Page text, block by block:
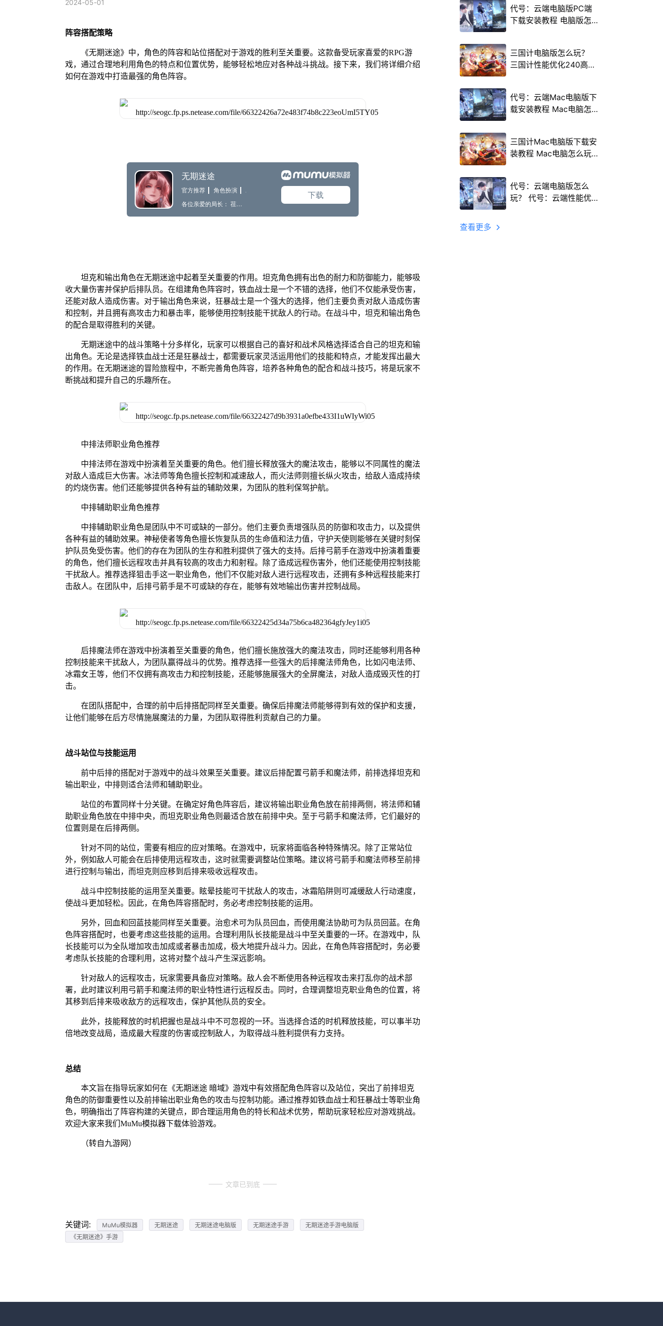
2024-05-01
阵容搭配策略
《无期迷途》中，角色的阵容和站位搭配对于游戏的胜利至关重要。这款备受玩家喜爱的RPG游
戏，通过合理地利用角色的特点和位置优势，能够轻松地应对各种战斗挑战。接下来，我们将详细介绍
如何在游戏中打造最强的角色阵容。
坦克和输出角色在无期迷途中起着至关重要的作用。坦克角色拥有出色的耐力和防御能力，能够吸
收大量伤害并保护后排队员。在组建角色阵容时，铁血战士是一个不错的选择，他们不仅能承受伤害，
还能对敌人造成伤害。对于输出角色来说，狂暴战士是一个强大的选择，他们主要负责对敌人造成伤害
和控制，并且拥有高攻击力和暴击率，能够使用控制技能干扰敌人的行动。在战斗中，坦克和输出角色
的配合是取得胜利的关键。
无期迷途中的战斗策略十分多样化，玩家可以根据自己的喜好和战术风格选择适合自己的坦克和输
出角色。无论是选择铁血战士还是狂暴战士，都需要玩家灵活运用他们的技能和特点，才能发挥出最大
的作用。在无期迷途的冒险旅程中，不断完善角色阵容，培养各种角色的配合和战斗技巧，将是玩家不
断挑战和提升自己的乐趣所在。
中排法师职业角色推荐
中排法师在游戏中扮演着至关重要的角色。他们擅长释放强大的魔法攻击，能够以不同属性的魔法
对敌人造成巨大伤害。冰法师等角色擅长控制和减速敌人，而火法师则擅长纵火攻击，给敌人造成持续
的灼烧伤害。他们还能够提供各种有益的辅助效果，为团队的胜利保驾护航。
中排辅助职业角色推荐
中排辅助职业角色是团队中不可或缺的一部分。他们主要负责增强队员的防御和攻击力，以及提供
各种有益的辅助效果。神秘使者等角色擅长恢复队员的生命值和法力值，守护天使则能够在关键时刻保
护队员免受伤害。他们的存在为团队的生存和胜利提供了强大的支持。后排弓箭手在游戏中扮演着重要
的角色，他们擅长远程攻击并具有较高的攻击力和射程。除了造成远程伤害外，他们还能使用控制技能
干扰敌人。推荐选择狙击手这一职业角色，他们不仅能对敌人进行远程攻击，还拥有多种远程技能来打
击敌人。在团队中，后排弓箭手是不可或缺的存在，能够有效地输出伤害并控制战局。
后排魔法师在游戏中扮演着至关重要的角色，他们擅长施放强大的魔法攻击，同时还能够利用各种
控制技能来干扰敌人，为团队赢得战斗的优势。推荐选择一些强大的后排魔法师角色，比如闪电法师、
冰霜女王等，他们不仅拥有高攻击力和控制技能，还能够施展强大的全屏魔法，对敌人造成毁灭性的打
击。
在团队搭配中，合理的前中后排搭配同样至关重要。确保后排魔法师能够得到有效的保护和支援，
让他们能够在后方尽情施展魔法的力量，为团队取得胜利贡献自己的力量。
战斗站位与技能运用
前中后排的搭配对于游戏中的战斗效果至关重要。建议后排配置弓箭手和魔法师，前排选择坦克和
输出职业，中排则适合法师和辅助职业。
站位的布置同样十分关键。在确定好角色阵容后，建议将输出职业角色放在前排两侧，将法师和辅
助职业角色放在中排中央，而坦克职业角色则最适合放在前排中央。至于弓箭手和魔法师，它们最好的
位置则是在后排两侧。
针对不同的站位，需要有相应的应对策略。在游戏中，玩家将面临各种特殊情况。除了正常站位
外，例如敌人可能会在后排使用远程攻击，这时就需要调整站位策略。建议将弓箭手和魔法师移至前排
进行控制与输出，而坦克则应移到后排来吸收远程攻击。
战斗中控制技能的运用至关重要。眩晕技能可干扰敌人的攻击，冰霜陷阱则可减缓敌人行动速度，
使战斗更加轻松。因此，在角色阵容搭配时，务必考虑控制技能的运用。
另外，回血和回蓝技能同样至关重要。治愈术可为队员回血，而使用魔法协助可为队员回蓝。在角
色阵容搭配时，也要考虑这些技能的运用。合理利用队长技能是战斗中至关重要的一环。在游戏中，队
长技能可以为全队增加攻击加成或者暴击加成，极大地提升战斗力。因此，在角色阵容搭配时，务必要
考虑队长技能的合理利用，这将对整个战斗产生深远影响。
针对敌人的远程攻击，玩家需要具备应对策略。敌人会不断使用各种远程攻击来打乱你的战术部
署，此时建议利用弓箭手和魔法师的职业特性进行远程反击。同时，合理调整坦克职业角色的位置，将
其移到后排来吸收敌方的远程攻击，保护其他队员的安全。
此外，技能释放的时机把握也是战斗中不可忽视的一环。当选择合适的时机释放技能，可以事半功
倍地改变战局，造成最大程度的伤害或控制敌人，为取得战斗胜利提供有力支持。
总结
本文旨在指导玩家如何在《无期迷途 暗域》游戏中有效搭配角色阵容以及站位，突出了前排坦克
角色的防御重要性以及前排输出职业角色的攻击与控制功能。通过推荐如铁血战士和狂暴战士等职业角
色，明确指出了阵容构建的关键点，即合理运用角色的特长和战术优势，帮助玩家轻松应对游戏挑战。
欢迎大家来我们MuMu模拟器下载体验游戏。
（转自九游网）
文章已到底
关键词: MuMu模拟器 无期迷途 无期迷途电脑版 无期迷途手游
无期迷途手游电脑版
《无期迷途》手游
代号：云端电脑版PC端
下载安装教程 电脑版怎
三国计电脑版怎么玩？
三国计性能优化240高帧
代号：云端Mac电脑版下
载安装教程 Mac电脑怎
三国计Mac电脑版下载安
装教程 Mac电脑怎么玩
代号：云端电脑版怎么
玩？ 代号：云端性能优
查看更多